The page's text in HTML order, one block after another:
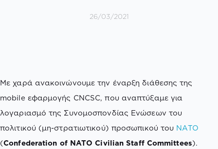
26/03/2021
Με χαρά ανακοινώνουμε την έναρξη διάθεσης της
mobile εφαρμογής CNCSC, που αναπτύξαμε για
λογαριασμό της Συνομοσπονδίας Ενώσεων του
πολιτικού (μη-στρατιωτικού) προσωπικού του NATO
(Confederation of NATO Civilian Staff Committees).